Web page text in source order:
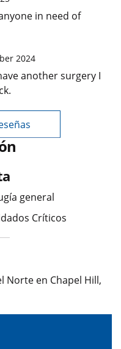
in need of
2024
another surgery I
general
Críticos
Norte en Chapel Hill,